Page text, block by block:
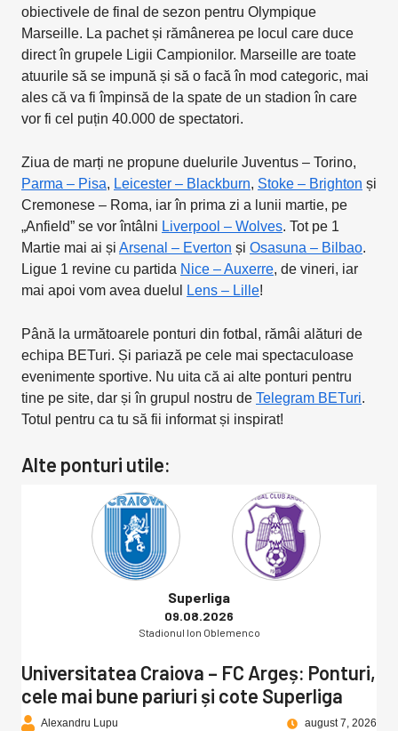
obiectivele de final de sezon pentru Olympique
Marseille. La pachet și rămânerea pe locul care duce
direct în grupele Ligii Campionilor. Marseille are toate
atuurile să se impună și să o facă în mod categoric, mai
ales că va fi împinsă de la spate de un stadion în care
vor fi cel puțin 40.000 de spectatori.
Ziua de marți ne propune duelurile Juventus – Torino,
Parma – Pisa, Leicester – Blackburn, Stoke – Brighton și
Cremonese – Roma, iar în prima zi a lunii martie, pe
„Anfield” se vor întâlni Liverpool – Wolves. Tot pe 1
Martie mai ai și Arsenal – Everton și Osasuna – Bilbao.
Ligue 1 revine cu partida Nice – Auxerre, de vineri, iar
mai apoi vom avea duelul
Lens – Lille!
Până la următoarele ponturi din fotbal, rămâi alături de
echipa BETuri. Și pariază pe cele mai spectaculoase
evenimente sportive. Nu uita că ai alte ponturi pentru
tine pe site, dar și în grupul nostru de Telegram BETuri.
Totul pentru ca tu să fii informat și inspirat!
Alte ponturi utile:
Superliga
09.08.2026
Stadionul Ion Oblemenco
Universitatea Craiova – FC Argeș: Ponturi,
cele mai bune pariuri și cote Superliga
Alexandru Lupu august 7, 2026